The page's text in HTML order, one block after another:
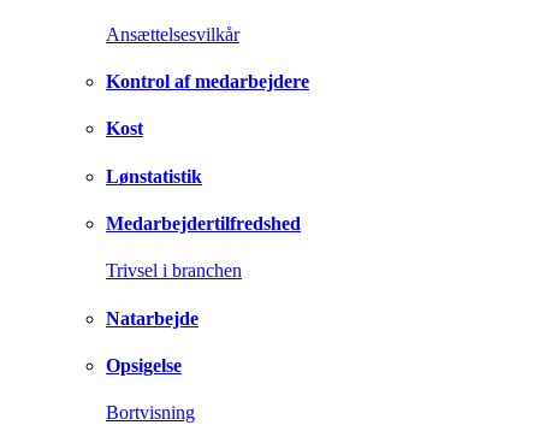
Ansættelsesvilkår
Kontrol af medarbejdere
Kost
Lønstatistik
Medarbejdertilfredshed
Trivsel i branchen
Natarbejde
Opsigelse
Bortvisning